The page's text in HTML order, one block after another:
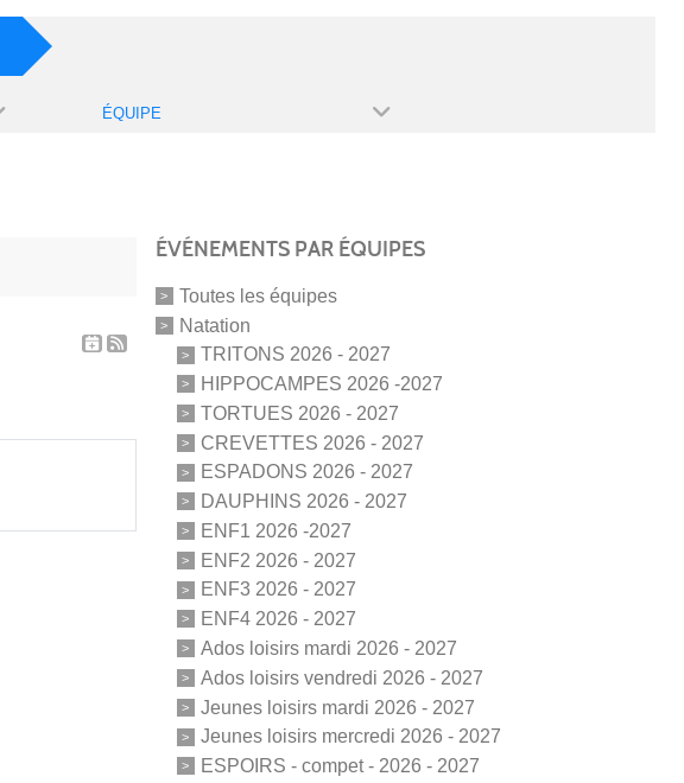
ÉQUIPE
ÉVÉNEMENTS PAR ÉQUIPES
Toutes les équipes
Natation
TRITONS 2026 - 2027
HIPPOCAMPES 2026 -2027
TORTUES 2026 - 2027
CREVETTES 2026 - 2027
ESPADONS 2026 - 2027
DAUPHINS 2026 - 2027
ENF1 2026 -2027
ENF2 2026 - 2027
ENF3 2026 - 2027
ENF4 2026 - 2027
Ados loisirs mardi 2026 - 2027
Ados loisirs vendredi 2026 - 2027
Jeunes loisirs mardi 2026 - 2027
Jeunes loisirs mercredi 2026 - 2027
ESPOIRS - compet - 2026 - 2027